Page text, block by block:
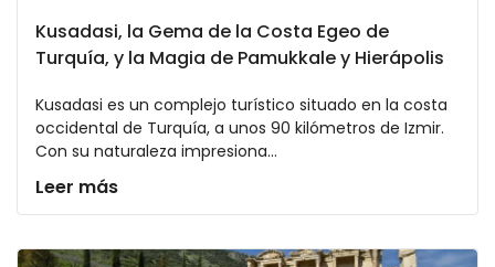
Kusadasi, la Gema de la Costa Egeo de
Turquía, y la Magia de Pamukkale y Hierápolis
Kusadasi es un complejo turístico situado en la costa
occidental de Turquía, a unos 90 kilómetros de Izmir.
Con su naturaleza impresiona...
Leer más